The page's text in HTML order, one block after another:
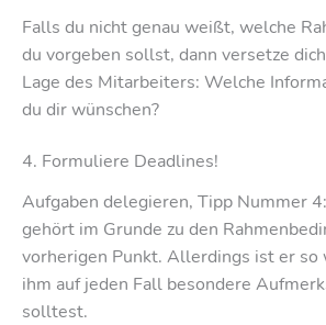
Falls du nicht genau weißt, welche
du vorgeben sollst, dann versetze
Lage des Mitarbeiters: Welche
du dir wünschen?
4. Formuliere Deadlines!
Aufgaben delegieren, Tipp Nummer
gehört im Grunde zu den
vorherigen Punkt. Allerdings ist er so
ihm auf jeden Fall besondere
solltest.